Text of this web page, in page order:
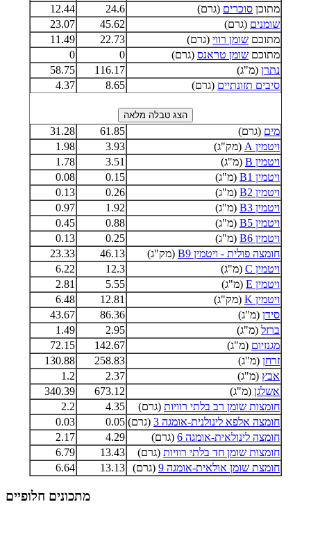
מתוכן סוכרים (גרם) 24.6
12.44
שומנים (גרם) 45.62
23.07
מתוכם שומן רווי (גרם) 22.73
11.49
מתוכם שומן טראנס (גרם) 0
0
נתרן (מ"ג) 116.17
58.75
סיבים תזונתיים (גרם) 8.65
4.37
מים (גרם) 61.85
31.28
ויטמין A
(מק"ג) 3.93
1.98
ויטמין B
(מ"ג) 3.51
1.78
ויטמין B1
(מ"ג) 0.15
0.08
ויטמין B2
(מ"ג) 0.26
0.13
ויטמין B3
(מ"ג) 1.92
0.97
ויטמין B5
(מ"ג) 0.88
0.45
ויטמין B6
(מ"ג) 0.25
0.13
חומצה פולית - ויטמין B9
(מק"ג) 46.13
23.33
ויטמין C
(מ"ג) 12.3
6.22
ויטמין E
(מ"ג) 5.55
2.81
ויטמין K
(מק"ג) 12.81
6.48
סידן (מ"ג) 86.36
43.67
ברזל (מ"ג) 2.95
1.49
מגנזיום (מ"ג) 142.67
72.15
זרחן (מ"ג) 258.83
130.88
אבץ (מ"ג) 2.37
1.2
אשלגן (מ"ג) 673.12
340.39
חומצות שומן רב בלתי רוויות (גרם) 4.35
2.2
חומצה אלפא לינולנית-אומגה 3
(גרם) 0.05
0.03
חומצה לינולאית-אומגה 6
(גרם) 4.29
2.17
חומצות שומן חד בלתי רוויות (גרם) 13.43
6.79
חומצת שומן אולאית-אומגה 9
(גרם) 13.13
6.64
מתכונים חלופיים